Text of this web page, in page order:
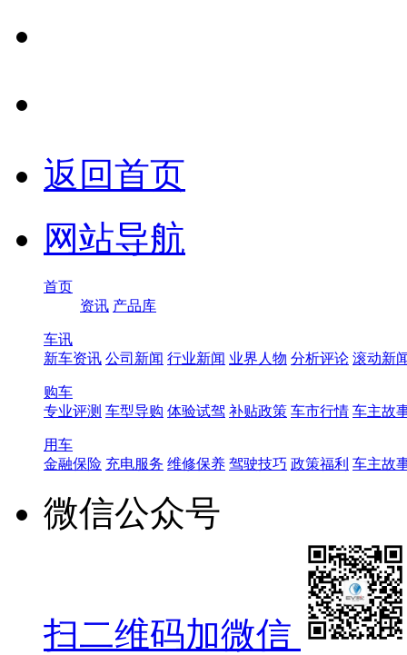
返回首页
网站导航
首页
资讯 产品库
车讯
新车资讯 公司新闻 行业新闻 业界人物 分析评论 滚动新
购车
专业评测 车型导购 体验试驾 补贴政策 车市行情 车主故
用车
金融保险 充电服务 维修保养 驾驶技巧 政策福利 车主故
微信公众号
扫二维码加微信